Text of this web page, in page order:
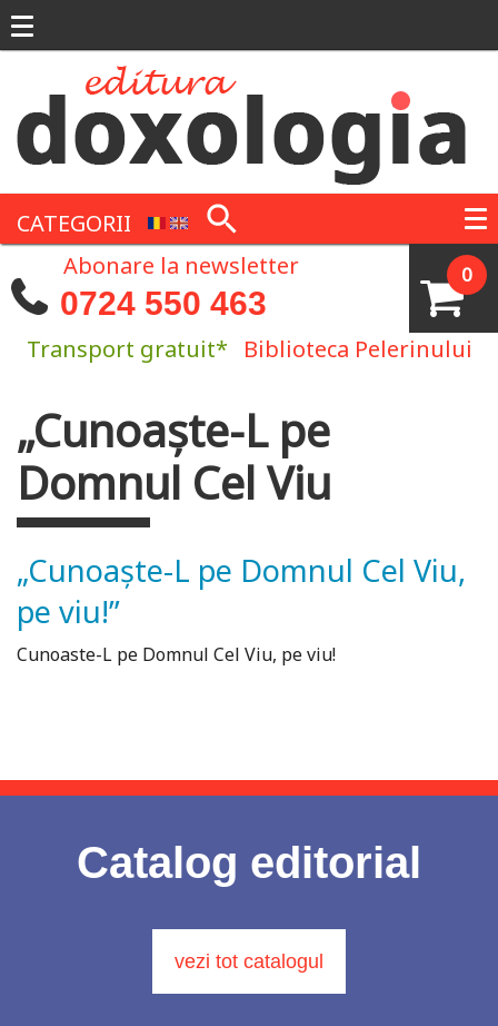
CATEGORII
0
Abonare la newsletter
0724 550 463
Transport gratuit* Biblioteca Pelerinului
Eşti aici
„Cunoaște-L pe
Domnul Cel Viu
„Cunoaște-L pe Domnul Cel Viu,
pe viu!”
Cunoaste-L pe Domnul Cel Viu, pe viu!
Catalog editorial
vezi tot catalogul